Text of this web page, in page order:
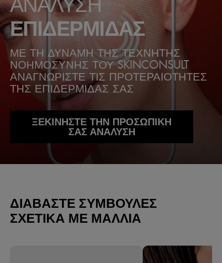
ΕΠΙΔΕΡΜΙΔΑΣ
ΜΕ ΤΗ ΔΥΝΑΜΗ ΤΗΣ ΤΕΧΝΗΤΗΣ
ΝΟΗΜΟΣΥΝΗΣ ΤΟΥ SKINCONSULT
ΑΝΑΓΝΩΡΙΣΤΕ ΤΙΣ ΠΡΟΤΕΡΑΙΟΤΗΤΕΣ
ΤΗΣ ΕΠΙΔΕΡΜΙΔΑΣ ΣΑΣ
ΞΕΚΙΝΗΣΤΕ ΤΗΝ ΠΡΟΣΩΠΙΚΗ
ΣΑΣ ΑΝΑΛΥΣΗ
ΔΙΑΒΆΣΤΕ ΣΥΜΒΟΥΛΈΣ
ΣΧΕΤΙΚΆ ΜΕ ΜΑΛΛΙΆ